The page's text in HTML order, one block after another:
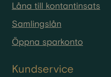
Låna till kontantinsats
Samlingslån
Öppna sparkonto
Kundservice